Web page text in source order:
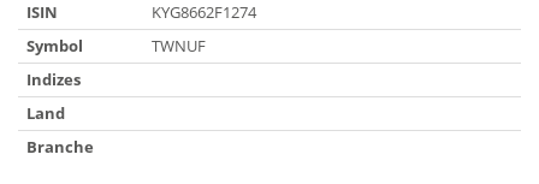
ISIN
KYG8662F1274
Symbol
TWNUF
Indizes
Land
Branche